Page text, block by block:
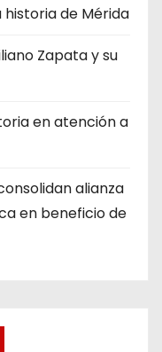
historia de Mérida
Zapata y su
en atención a
alianza
en beneficio de